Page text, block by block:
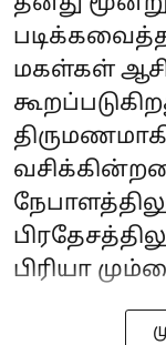
மகள்கள்
பிரியா